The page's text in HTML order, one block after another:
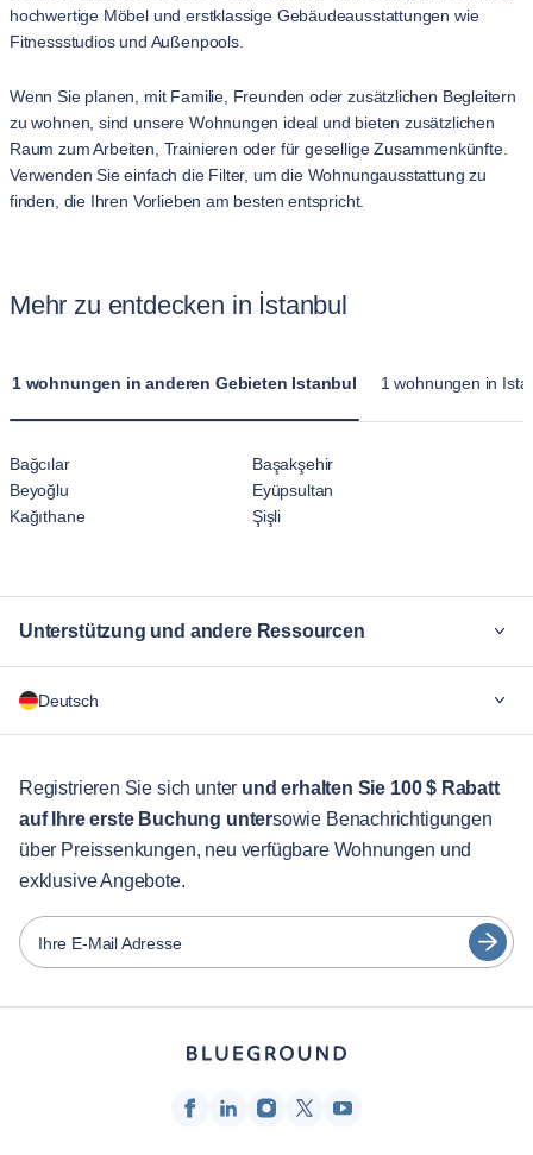
hochwertige Möbel und erstklassige Gebäudeausstattungen wie
Fitnessstudios und Außenpools.
Wenn Sie planen, mit Familie, Freunden oder zusätzlichen Begleitern
zu wohnen, sind unsere Wohnungen ideal und bieten zusätzlichen
Raum zum Arbeiten, Trainieren oder für gesellige Zusammenkünfte.
Verwenden Sie einfach die Filter, um die Wohnungausstattung zu
finden, die Ihren Vorlieben am besten entspricht.
Mehr zu entdecken in İstanbul
1 wohnungen in anderen Gebieten Istanbul 1 wohnungen in
Bağcılar
Başakşehir
Beyoğlu
Eyüpsultan
Kağıthane
Şişli
Unterstützung und andere Ressourcen
Für Unternehmen
Gästebetreuung
Stadt-Guide
Partner
Vermieter von Möbeln
Vermieter
Franchise-Partner
Deutsch
English
Português
Español
Français
Türkçe
Registrieren Sie sich unter und erhalten Sie 100 $ Rabatt
auf Ihre erste Buchung untersowie Benachrichtigungen
über Preissenkungen, neu verfügbare Wohnungen und
exklusive Angebote.
Ihre E-Mail Adresse